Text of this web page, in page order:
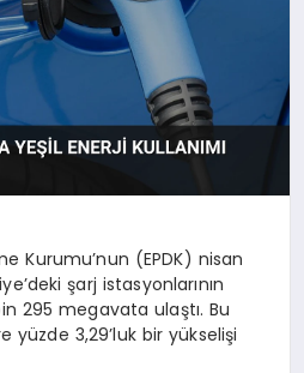
Kurumu’nun (EPDK) nisan
şarj istasyonlarının
295 megavata ulaştı. Bu
yüzde 3,29’luk bir yükselişi